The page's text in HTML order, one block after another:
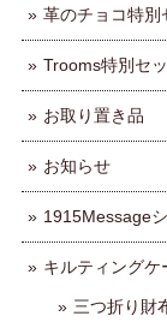
革のチョコ特別
Trooms特別セ
お取り置き品
お知らせ
1915Message
キルティング
三つ折り財